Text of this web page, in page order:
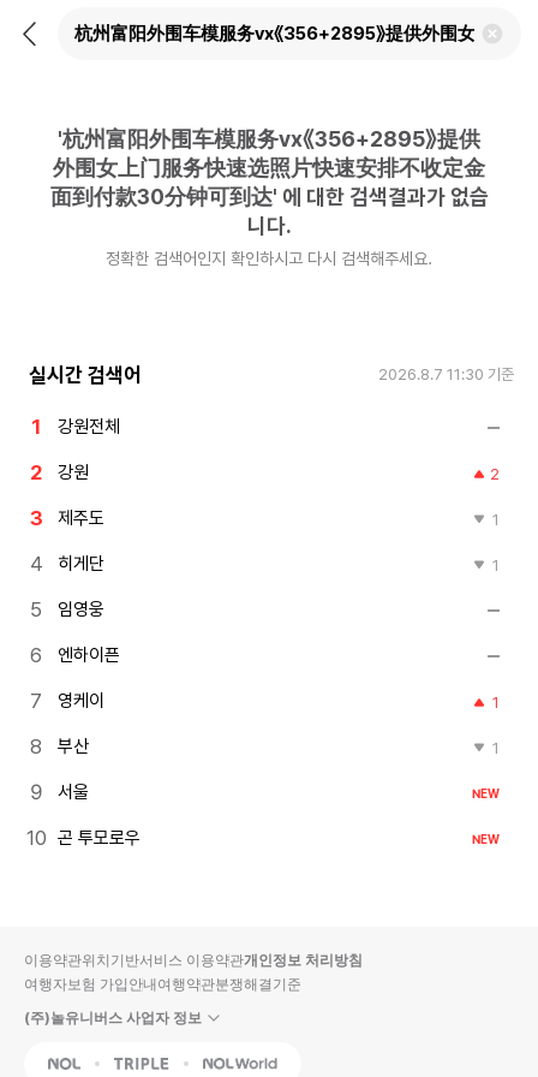
뒤
검
'杭州富阳外围车模服务vx《356+2895》提供
外围女上门服务快速选照片快速安排不收定金
面到付款30分钟可到达' 에 대한 검색결과가 없습
니다.
정확한 검색어인지 확인하시고 다시 검색해주세요.
실시간 검색어 2026.8.7 11:30 기준
강원전체
강원 2
제주도 1
히게단 1
임영웅
엔하이픈
영케이 1
부산 1
서울 NEW
곤 투모로우 NEW
이용약관위치기반서비스 이용약관개인정보 처리방침
여행자보험 가입안내여행약관분쟁해결기준
(주)놀유니버스 사업자 정보
NOL Triple Interpark Global